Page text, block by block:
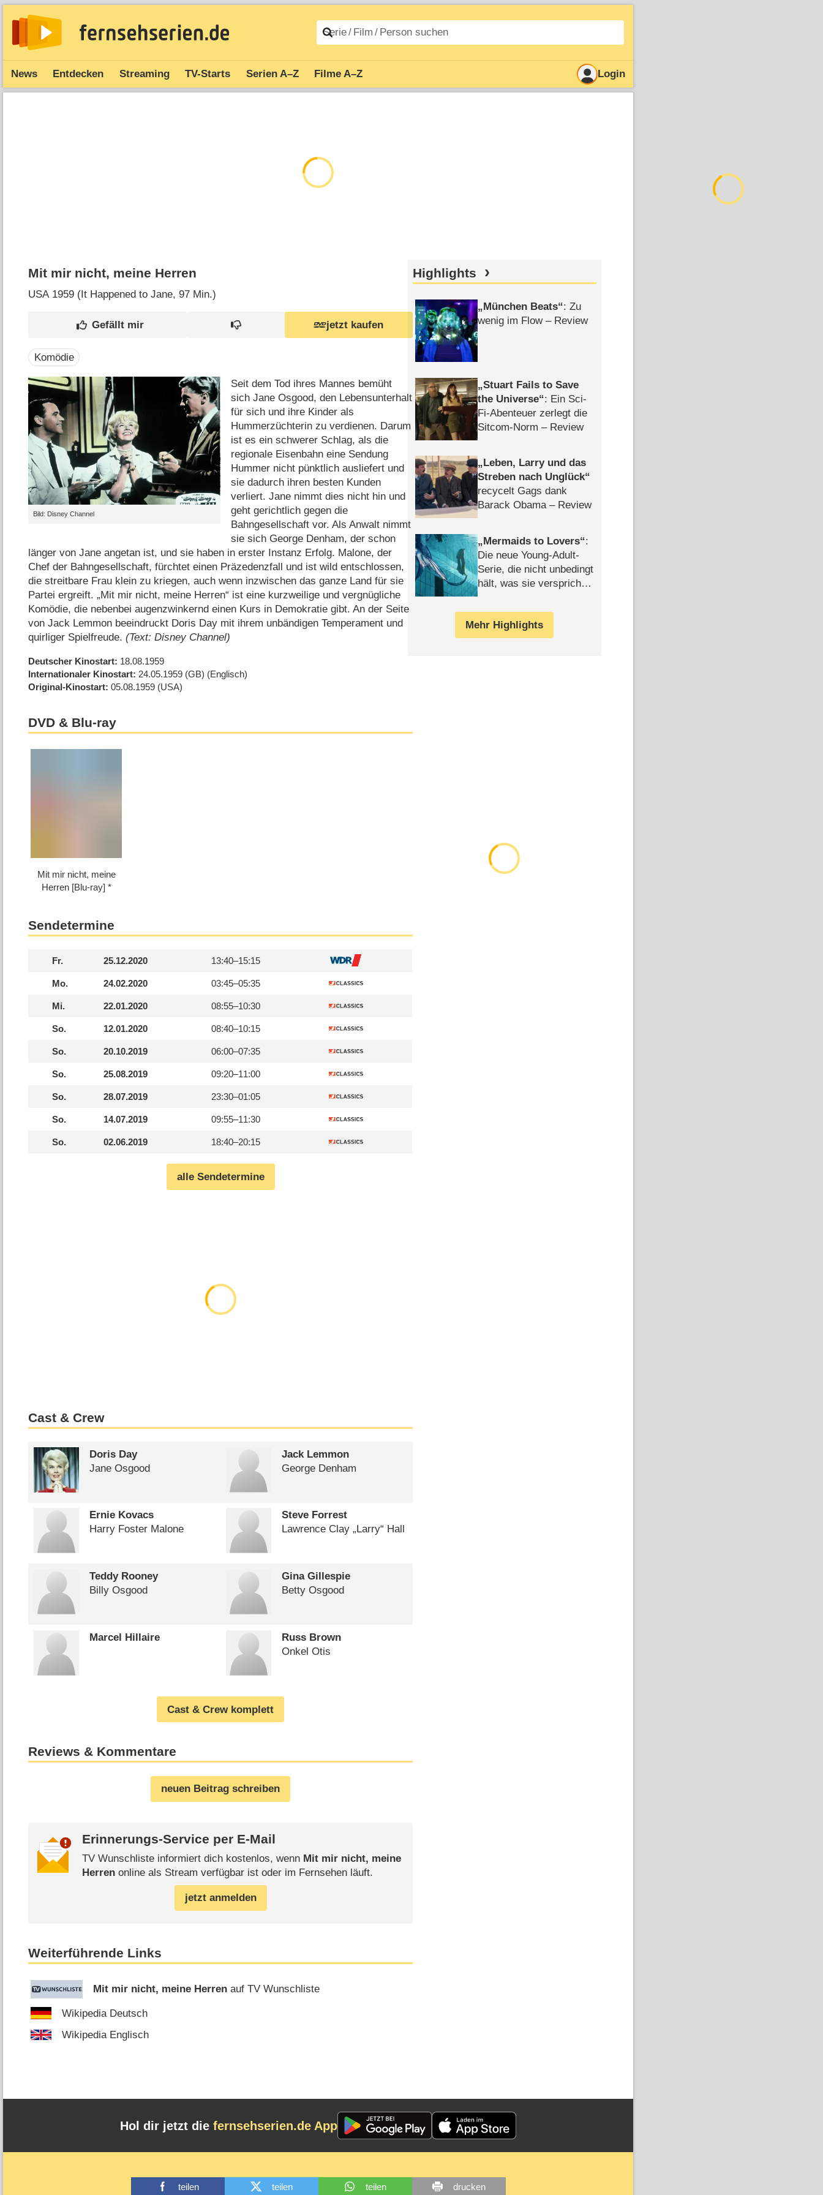
News Entdecken Streaming TV-Starts Serien A–Z Filme A–Z Login
Mit mir nicht, meine Herren
USA1959 (It Happened to Jane‎, 97 Min.)
jetzt kaufen
Komödie
Bild: Disney Channel
Seit dem Tod ihres Mannes bemüht
sich Jane Osgood, den Lebensunterhalt
für sich und ihre Kinder als
Hummerzüchterin zu verdienen. Darum
ist es ein schwerer Schlag, als die
regionale Eisenbahn eine Sendung
Hummer nicht pünktlich ausliefert und
sie dadurch ihren besten Kunden
verliert. Jane nimmt dies nicht hin und
geht gerichtlich gegen die
Bahngesellschaft vor. Als Anwalt nimmt
sie sich George Denham, der schon
länger von Jane angetan ist, und sie haben in erster Instanz Erfolg. Malone, der
Chef der Bahngesellschaft, fürchtet einen Präzedenzfall und ist wild entschlossen,
die streitbare Frau klein zu kriegen, auch wenn inzwischen das ganze Land für sie
Partei ergreift. „Mit mir nicht, meine Herren“ ist eine kurzweilige und vergnügliche
Komödie, die nebenbei augenzwinkernd einen Kurs in Demokratie gibt. An der Seite
von Jack Lemmon beeindruckt Doris Day mit ihrem unbändigen Temperament und
quirliger Spielfreude.(Text: Disney Channel)
Deutscher Kinostart 18.08.1959
Internationaler Kinostart 24.05.1959 (GB) (Englisch)
Original-Kinostart 05.08.1959 (USA)
DVD & Blu-ray
Mit mir nicht, meine
Herren [Blu-ray]
Sendetermine
Fr. 25.12.2020 13:40–15:15
Mo. 24.02.2020 03:45–05:35
Mi. 22.01.2020 08:55–10:30
So. 12.01.2020 08:40–10:15
So. 20.10.2019 06:00–07:35
So. 25.08.2019 09:20–11:00
So. 28.07.2019 23:30–01:05
So. 14.07.2019 09:55–11:30
So. 02.06.2019 18:40–20:15
alle Sendetermine
Cast & Crew
Doris Day
Jane Osgood
Jack Lemmon
George Denham
Ernie Kovacs
Harry Foster Malone
Steve Forrest
Lawrence Clay „Larry“ Hall
Teddy Rooney
Billy Osgood
Gina Gillespie
Betty Osgood
Marcel Hillaire
Russ Brown
Onkel Otis
Cast & Crew komplett
Reviews & Kommentare
neuen Beitrag schreiben
Erinnerungs-Service per E-Mail
TV Wunschliste informiert dich kostenlos, wenn Mit mir nicht, meine
Herrenonline als Stream verfügbar ist oder im Fernsehen läuft.
jetzt anmelden
Weiterführende Links
Mit mir nicht, meine Herren auf TV Wunschliste
Wikipedia Deutsch
Wikipedia Englisch
Highlights
München Beats : Zu
wenig im Flow – Review
Stuart Fails to Save
the Universe : Ein Sci-
Fi-Abenteuer zerlegt die
Sitcom-Norm – Review
Leben, Larry und das
Streben nach Unglück
recycelt Gags dank
Barack Obama – Review
Mermaids to Lovers :
Die neue Young-Adult-
Serie, die nicht unbedingt
hält, was sie verspricht –
Mehr Highlights
Hol dir jetzt die fernsehserien.de App
teilen teilen teilen drucken